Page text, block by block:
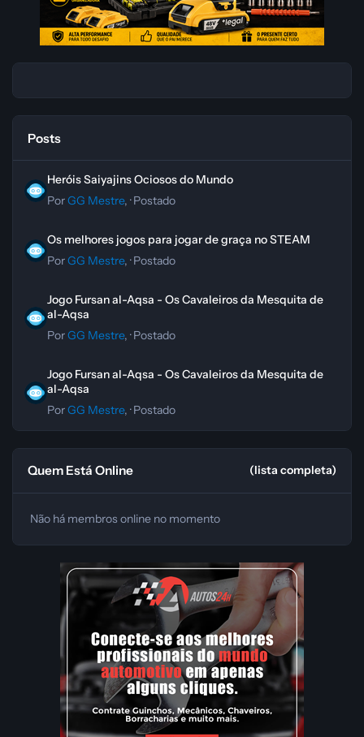
Posts
Heróis Saiyajins Ociosos do Mundo
PorGG Mestre, ·Postado
Os melhores jogos para jogar de graça no STEAM
PorGG Mestre, ·Postado
Jogo Fursan al-Aqsa - Os Cavaleiros da Mesquita de
al-Aqsa
PorGG Mestre, ·Postado
Jogo Fursan al-Aqsa - Os Cavaleiros da Mesquita de
al-Aqsa
PorGG Mestre, ·Postado
Quem Está Online (lista completa)
Não há membros online no momento